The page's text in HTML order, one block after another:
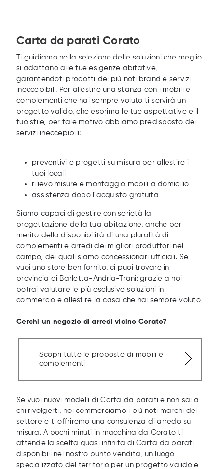
Carta da parati Corato
Ti guidiamo nella selezione delle soluzioni che meglio
si adattano alle tue esigenze abitative,
garantendoti prodotti dei più noti brand e servizi
ineccepibili. Per allestire una stanza con i mobili e
complementi che hai sempre voluto ti servirà un
progetto valido, che esprima le tue aspettative e il
tuo stile, per tale motivo abbiamo predisposto dei
servizi ineccepibili:
preventivi e progetti su misura per allestire i
tuoi locali
rilievo misure e montaggio mobili a domicilio
assistenza dopo l'acquisto gratuita
Siamo capaci di gestire con serietà la
progettazione della tua abitazione, anche per
merito della disponibilità di una pluralità di
complementi e arredi dei migliori produttori nel
campo, dei quali siamo concessionari ufficiali. Se
vuoi uno store ben fornito, ci puoi trovare in
provincia di Barletta-Andria-Trani: grazie a noi
potrai valutare le più esclusive soluzioni in
commercio e allestire la casa che hai sempre voluto
Cerchi un negozio di arredi vicino Corato?
Scopri tutte le proposte di mobili e
complementi
Se vuoi nuovi modelli di Carta da parati e non sai a
chi rivolgerti, noi commerciamo i più noti marchi del
settore e ti offriremo una consulenza di arredo su
misura. A pochi minuti in macchina da Corato ti
attende la scelta quasi infinita di Carta da parati
disponibili nel nostro punto vendita, un luogo
specializzato del territorio per un progetto valido e